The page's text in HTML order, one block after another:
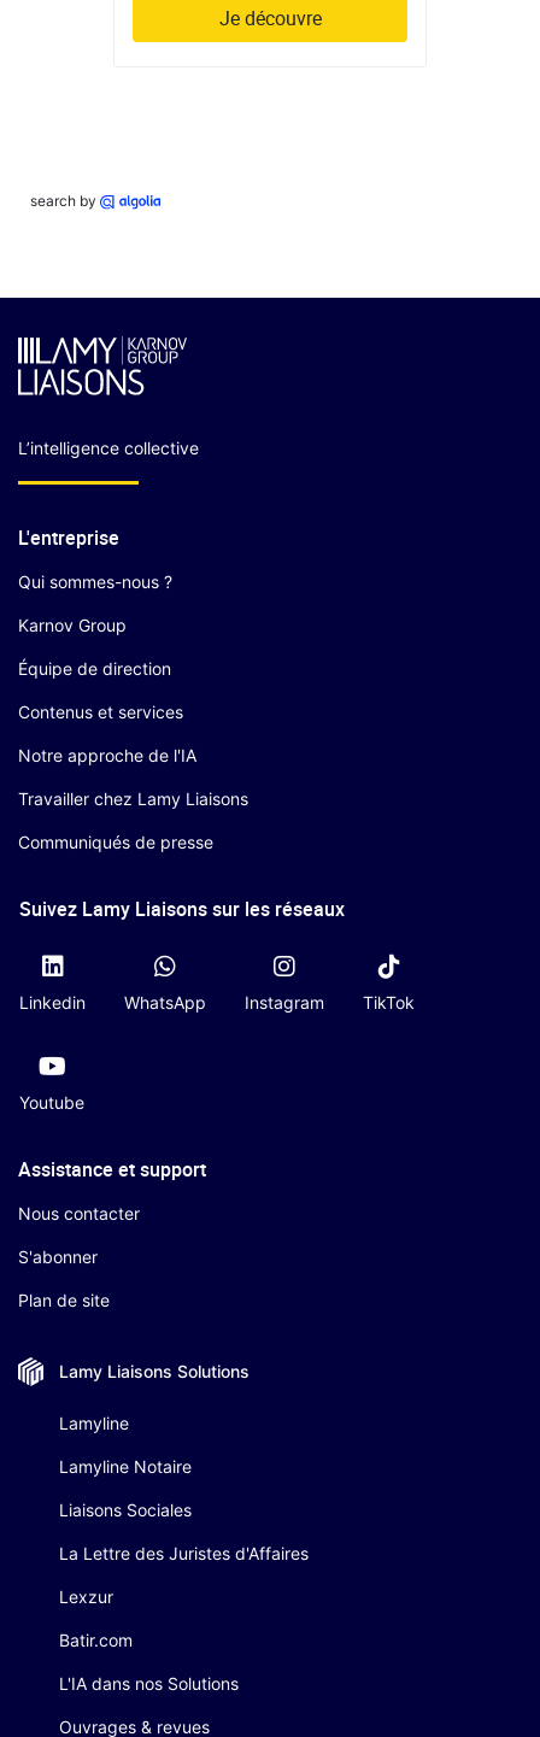
Je découvre
search by
L’intelligence collective
L'entreprise
Qui sommes-nous ?
Karnov Group
Équipe de direction
Contenus et services
Notre approche de l'IA
Travailler chez Lamy Liaisons
Communiqués de presse
Suivez Lamy Liaisons sur les réseaux
Linkedin WhatsApp Instagram TikTok
Youtube
Assistance et support
Nous contacter
S'abonner
Plan de site
Lamy Liaisons Solutions
Lamyline
Lamyline Notaire
Liaisons Sociales
La Lettre des Juristes d'Affaires
Lexzur
Batir.com
L'IA dans nos Solutions
Ouvrages & revues